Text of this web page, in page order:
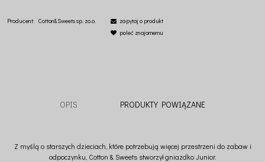
Producent: Cotton&Sweets sp. zo.o.
zapytaj o produkt
poleć znajomemu
OPIS PRODUKTY POWIĄZANE
Z myślą o starszych dzieciach, które potrzebują więcej przestrzeni do zabaw i
odpoczynku, Cotton & Sweets stworzył gniazdko Junior.